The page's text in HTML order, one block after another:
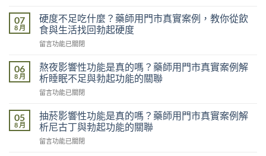
坐
影
響
性
能
是
真
的
藥
師
門
07
8 月
硬度不足吃什麼？藥師用門市真實案例，教你從飲
食與生活找回勃起硬度
在
度
不
足
吃
麼？
藥
師
用
留言功能已關閉
06
8 月
熬夜影響性功能是真的嗎？藥師用門市真實案例解
析睡眠不足與勃起功能的關聯
在
夜
影
響
性
留言功能已關閉
05
8 月
抽菸影響性功能是真的嗎？藥師用門市真實案例解
析尼古丁與勃起功能的關聯
在
留言功能已關閉